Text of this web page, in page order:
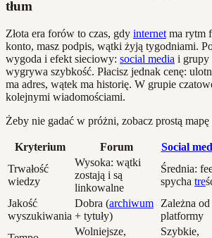
tłum
Złota era forów to czas, gdy internet ma rytm
konto, masz podpis, wątki żyją tygodniami.
wygoda i efekt sieciowy: social media i grupy
wygrywa szybkość. Płacisz jednak cenę:
ma adres, wątek ma historię. W grupie
kolejnymi wiadomościami.
Żeby nie gadać w próżni, zobacz prostą mapę
Kryterium Forum Social
Trwałość
wiedzy
Wysoka: wątki
zostają i są
linkowalne
Średnia:
spycha tre
Jakość
wyszukiwania
Dobra (archiwum
+ tytuły)
Zależna od
platformy
Wolniejsze,
Szybkie,